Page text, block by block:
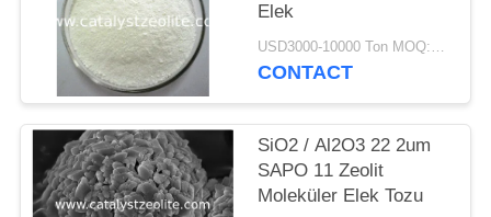
Elek
USD3000-10000 Ton MOQ:1 kg
CONTACT
SiO2 / Al2O3 22 2um
SAPO 11 Zeolit ​​
Moleküler Elek Tozu